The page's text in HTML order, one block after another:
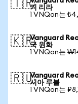
🇹🇷키 리라
1 VNQon는
🇰🇷Vanguard
국 원화
1 VNQon는
🇷🇺Vanguard
시아 루블
1 VNQon는